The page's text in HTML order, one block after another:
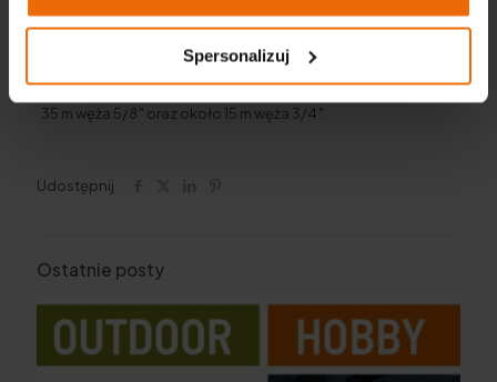
Spersonalizuj
niszczyły się pod wpływem zagięcia czy zaplątania. W tym
celu warto zainwestować w profesjonalny stojak na węża
VERTO 15G790
. Bęben stojaka jest bardzo
35 m węża 5/8″ oraz około 15 m węża 3/4″.
Udostępnij
Ostatnie posty